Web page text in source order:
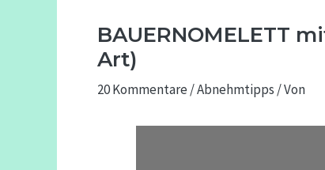
BAUERNOMELETT
Art)
20 Kommentare /Abnehmtipps / Von